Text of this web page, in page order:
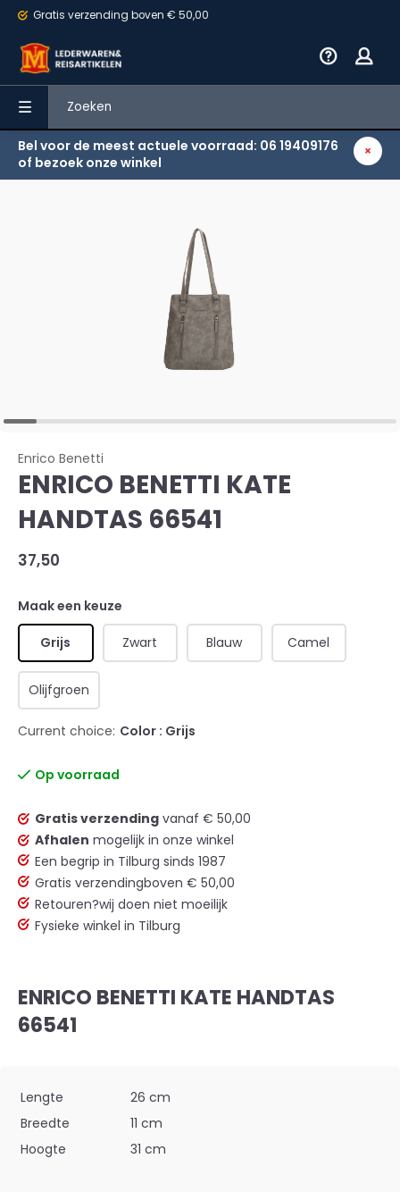
Gratis verzending boven € 50,00
Bel voor de meest actuele voorraad: 06 19409176
of bezoek onze winkel
Terug
Enrico Benetti
ENRICO BENETTI KATE
HANDTAS 66541
37,50
Maak een keuze
Grijs Zwart Blauw Camel
Olijfgroen
Current choice: Color : Grijs
Op voorraad
Gratis verzending vanaf € 50,00
Afhalen mogelijk in onze winkel
Een begrip in Tilburg sinds 1987
Gratis verzendingboven € 50,00
Retouren?wij doen niet moeilijk
Fysieke winkel in Tilburg
ENRICO BENETTI KATE HANDTAS
66541
Lengte
26 cm
Breedte
11 cm
Hoogte
31 cm